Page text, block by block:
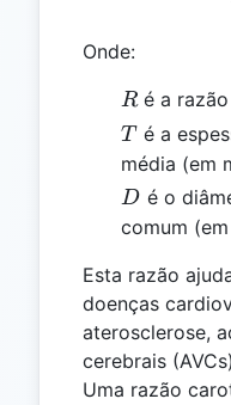
Onde:
R
Ré a
T
T é a
média (em
D
D é o
comum
Esta razão
doenças
aterosclerose,
cerebrais
Uma razão